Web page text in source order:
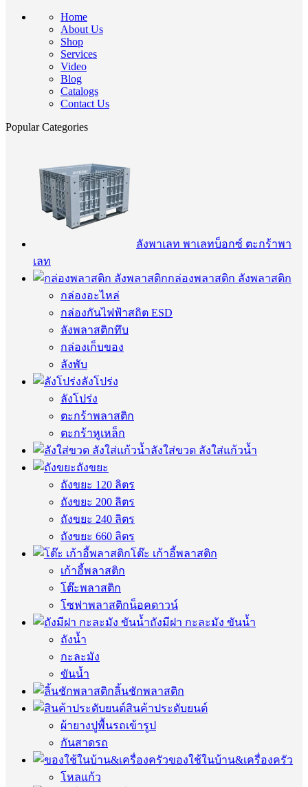
Home
About Us
Shop
Services
Video
Blog
Catalogs
Contact Us
Popular Categories
ลังพาเลท พาเลทบ็อกซ์ ตะกร้าพา
เลท
กล่องพลาสติก ลังพลาสติก
กล่องอะไหล่
กล่องกันไฟฟ้าสถิต ESD
ลังพลาสติกทึบ
กล่องเก็บของ
ลังพับ
ลังโปร่ง
ลังโปร่ง
ตะกร้าพลาสติก
ตะกร้าหูเหล็ก
ลังใส่ขวด ลังใส่แก้วน้ำ
ถังขยะ
ถังขยะ 120 ลิตร
ถังขยะ 200 ลิตร
ถังขยะ 240 ลิตร
ถังขยะ 660 ลิตร
โต๊ะ เก้าอี้พลาสติก
เก้าอี้พลาสติก
โต๊ะพลาสติก
โซฟาพลาสติกน็อคดาวน์
ถังมีฝา กะละมัง ขันน้ำ
ถังน้ำ
กะละมัง
ขันน้ำ
ลิ้นชักพลาสติก
สินค้าประดับยนต์
ผ้ายางปูพื้นรถเข้ารูป
กันสาดรถ
ของใช้ในบ้าน&เครื่องครัว
โหลแก้ว